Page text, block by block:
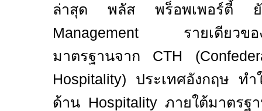
ล่าสุด พลัส พร็อพเพอร์ตี้
Management รายเดียวข
มาตรฐานจาก CTH
Hospitality) ประเทศอังกฤษ ทำ
ด้าน Hospitalityภายใต้มาตรฐ